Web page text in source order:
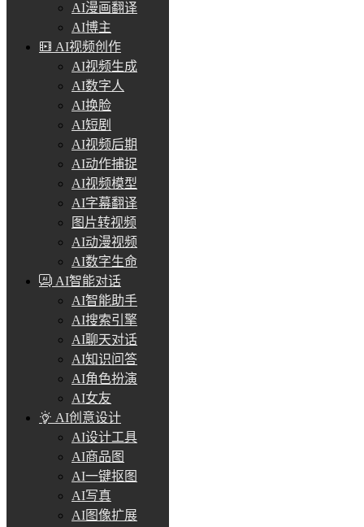
AI漫画翻译
AI博主
AI视频创作
AI视频生成
AI数字人
AI换脸
AI短剧
AI视频后期
AI动作捕捉
AI视频模型
AI字幕翻译
图片转视频
AI动漫视频
AI数字生命
AI智能对话
AI智能助手
AI搜索引擎
AI聊天对话
AI知识问答
AI角色扮演
AI女友
AI创意设计
AI设计工具
AI商品图
AI一键抠图
AI写真
AI图像扩展